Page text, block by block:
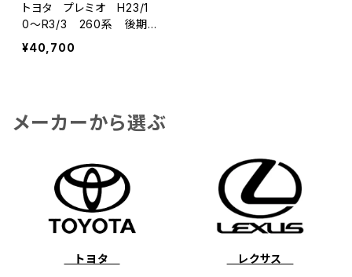
トヨタ プレミオ H23/1
0〜R3/3 260系 後期
フロアマット一式 カーマッ
ト 神戸タータン 特別受
¥40,700
メーカーから選ぶ
トヨタ レクサス